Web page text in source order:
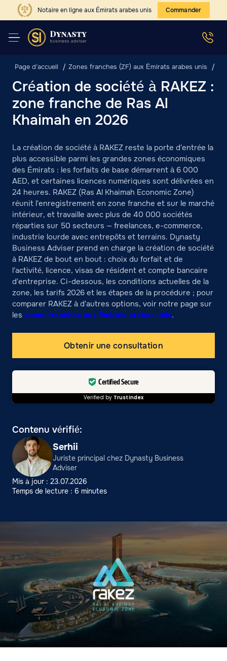
Notaire en ligne aux Émirats arabes unis Commander
Page d’accueil Zones franches (ZF) aux Émirats arabes unis
Création de société à RAKEZ :
zone franche de Ras Al
Khaimah en 2026
La création de société à RAKEZ reste la porte d'entrée la
plus accessible parmi les grandes zones économiques
des Émirats : les forfaits de base démarrent à 6 000
AED, et certaines licences numériques sont délivrées en
24 heures. RAKEZ (Ras Al Khaimah Economic Zone)
réunit l'enregistrement en zone franche et sur le marché
intérieur, et travaille avec plus de 40 000 sociétés
réparties sur 50 secteurs — freelances, e-commerce,
industrie lourde avec entrepôts et terrains. Dynasty
Business Adviser prend en charge la création de société
à RAKEZ de bout en bout : choix du forfait et de
l'activité, licence, visas de résident et compte bancaire
d'entreprise. Ci-dessous, les conditions actuelles de la
zone, les tarifs 2026 et les étapes de la procédure ; pour
comparer RAKEZ à d'autres options, voir notre page sur
les zones franches aux Émirats arabes unis.
Obtenir une consultation
Certified Secure
Verified by Trustindex
Contenu vérifié:
Serhii
Juriste principal chez Dynasty Business
Adviser
Mis à jour : 23.07.2026
Temps de lecture : 6 minutes